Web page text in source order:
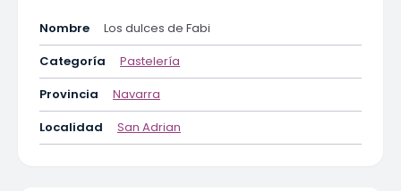
Nombre
Los dulces de Fabi
Categoría
Pastelería
Provincia
Navarra
Localidad
San Adrian